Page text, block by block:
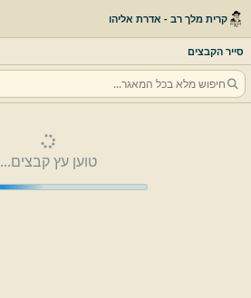
קרית מלך רב - אדרת אליהו
סייר הקבצים
טוען עץ קבצים...